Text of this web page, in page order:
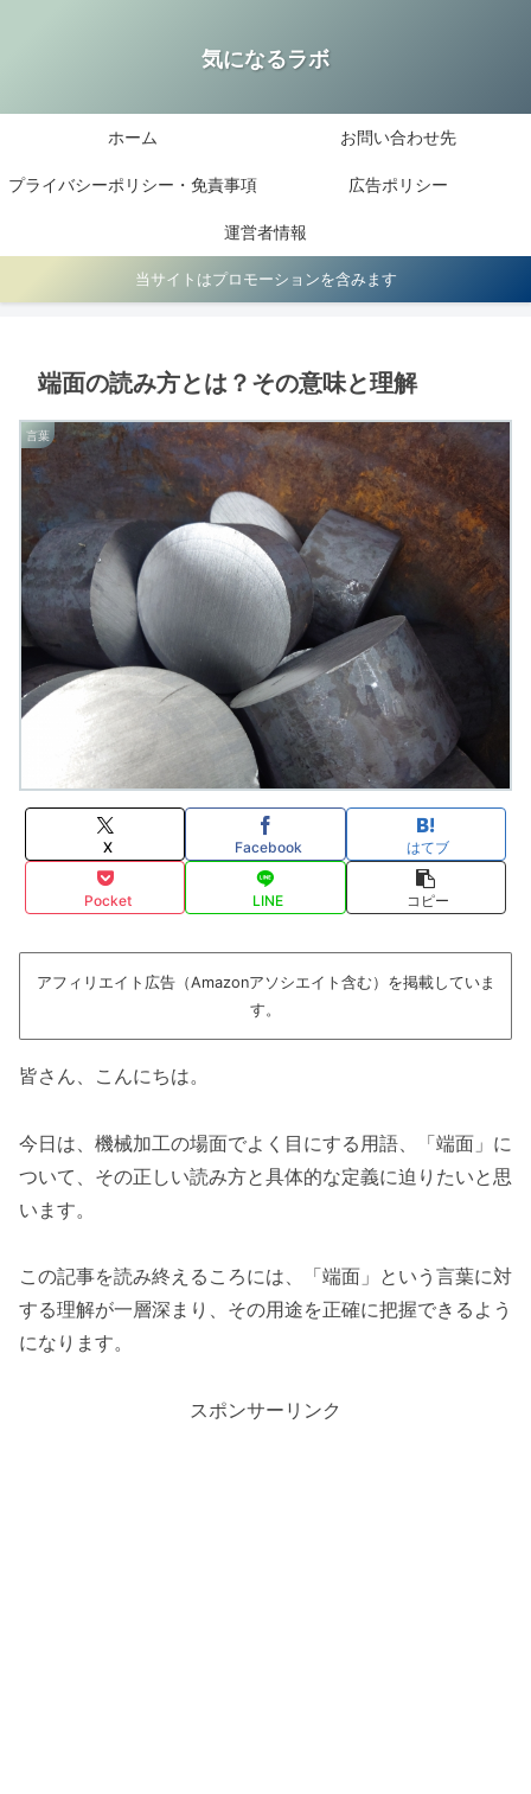
気になるラボ
ホーム お問い合わせ先
プライバシーポリシー・免責事項 広告ポリシー
運営者情報
当サイトはプロモーションを含みます
端面の読み方とは？その意味と理解
言葉
X Facebook はてブ
Pocket LINE コピー
アフィリエイト広告（Amazonアソシエイト含む）を掲載していま
す。
皆さん、こんにちは。
今日は、機械加工の場面でよく目にする用語、「端面」に
ついて、その正しい読み方と具体的な定義に迫りたいと思
います。
この記事を読み終えるころには、「端面」という言葉に対
する理解が一層深まり、その用途を正確に把握できるよう
になります。
スポンサーリンク